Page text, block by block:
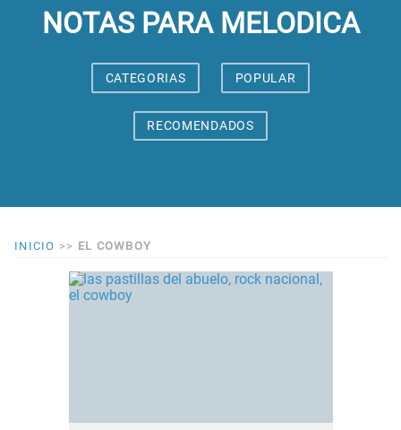
NOTAS PARA MELODICA
CATEGORIAS POPULAR
RECOMENDADOS
INICIO >> EL COWBOY